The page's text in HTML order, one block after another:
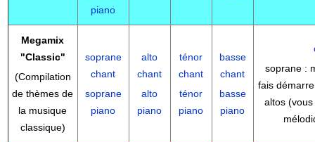
piano
Megamix
"Classic"
(Compilation
de thèmes de
la musique
classique)
soprane
chant
soprane
piano
alto
chant
alto
piano
ténor
chant
ténor
piano
basse
chant
basse
piano
soprane :
fais
altos